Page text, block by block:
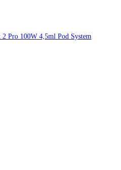
2 Pro 100W 4,5ml Pod System